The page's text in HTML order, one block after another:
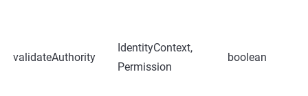
validateAuthority
IdentityContext,
Permission
boolean